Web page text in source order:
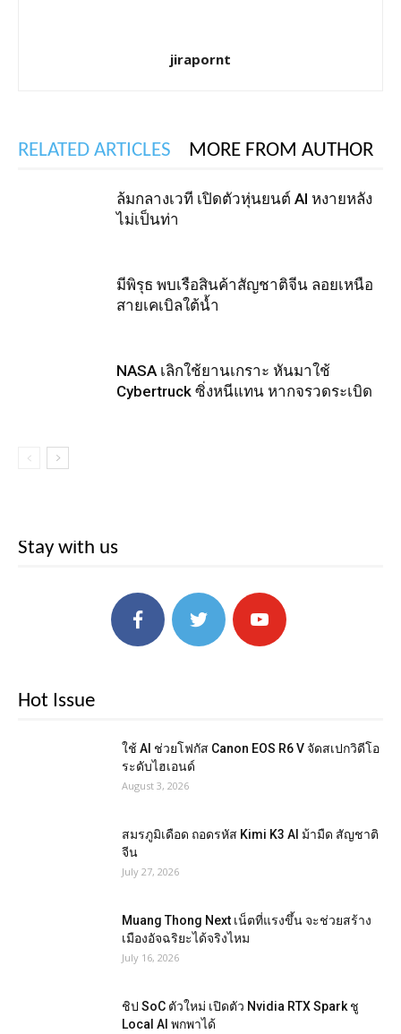
jirapornt
RELATED ARTICLES MORE FROM AUTHOR
ล้มกลางเวที เปิดตัวหุ่นยนต์ AI หงายหลัง
ไม่เป็นท่า
มีพิรุธ พบเรือสินค้าสัญชาติจีน ลอยเหนือ
สายเคเบิลใต้น้ำ
NASA เลิกใช้ยานเกราะ หันมาใช้
Cybertruck ซิ่งหนีแทน หากจรวดระเบิด
Stay with us
Hot Issue
ใช้ AI ช่วยโฟกัส Canon EOS R6 V จัดสเปกวิดีโอ
ระดับไฮเอนด์
August 3, 2026
สมรภูมิเดือด ถอดรหัส Kimi K3 AI ม้ามืด สัญชาติ
จีน
July 27, 2026
Muang Thong Next เน็ตที่แรงขึ้น จะช่วยสร้าง
เมืองอัจฉริยะได้จริงไหม
July 16, 2026
ชิป SoC ตัวใหม่ เปิดตัว Nvidia RTX Spark ชู
Local AI พกพาได้